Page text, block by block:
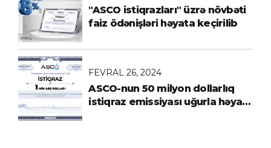
"ASCO istiqrazları" üzrə növbəti
faiz ödənişləri həyata keçirilib
FEVRAL 26, 2024
ASCO-nun 50 milyon dollarlıq
istiqraz emissiyası uğurla həyata